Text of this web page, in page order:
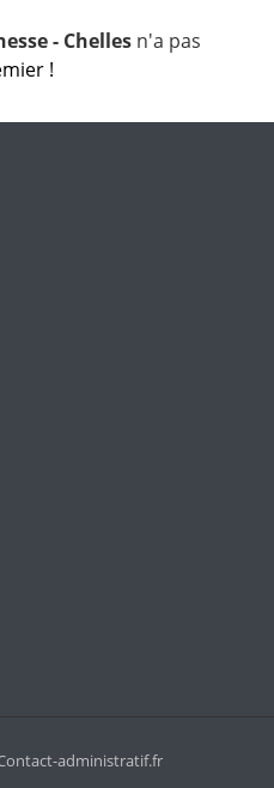
- Chelles n'a pas
!
administratif.fr